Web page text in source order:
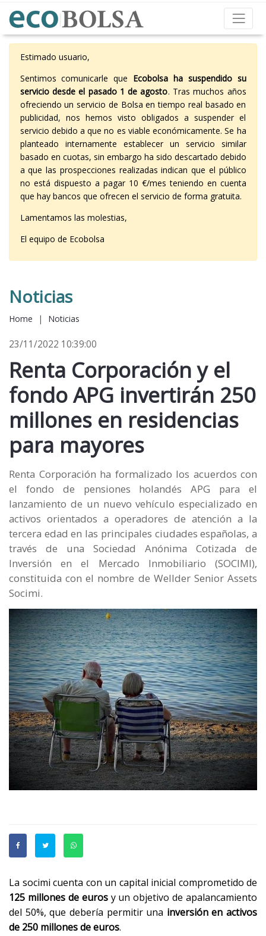
Estimado usuario,
Sentimos comunicarle que Ecobolsa ha suspendido su
servicio desde el pasado 1 de agosto. Tras muchos años
ofreciendo un servicio de Bolsa en tiempo real basado en
publicidad, nos hemos visto obligados a suspender el
servicio debido a que no es viable económicamente. Se ha
planteado internamente establecer un servicio similar
basado en cuotas, sin embargo ha sido descartado debido
a que las prospecciones realizadas indican que el público
no está dispuesto a pagar 10 €/mes teniendo en cuenta
que hay bancos que ofrecen el servicio de forma gratuita.
Lamentamos las molestias,
El equipo de Ecobolsa
Noticias
Home | Noticias
23/11/2022 10:39:00
Renta Corporación y el
fondo APG invertirán 250
millones en residencias
para mayores
Renta Corporación ha formalizado los acuerdos con
el fondo de pensiones holandés APG para el
lanzamiento de un nuevo vehículo especializado en
activos orientados a operadores de atención a la
tercera edad en las principales ciudades españolas, a
través de una Sociedad Anónima Cotizada de
Inversión en el Mercado Inmobiliario (SOCIMI),
constituida con el nombre de Wellder Senior Assets
Socimi.
La socimi cuenta con un capital inicial comprometido de
125 millones de eurosy un objetivo de apalancamiento
del 50%, que debería permitir una inversión en activos
de 250 millones de euros.